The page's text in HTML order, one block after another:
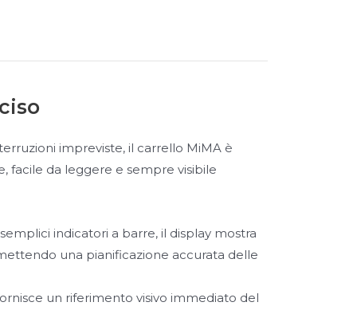
impreviste, il carrello MiMA è
facile da leggere e sempre visibile
indicatori a barre, il display mostra
una pianificazione accurata delle
un riferimento visivo immediato del